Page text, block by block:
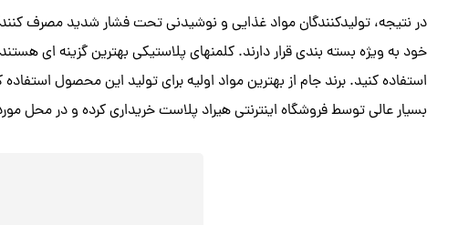
در نتیجه، تولیدکنندگان مواد غذایی و نوشیدنی تحت فشار شدید مصرف
خود به ویژه بسته بندی قرار دارند. کلمنهای پلاستیکی بهترین گزینه ای
استفاده کنید. برند جام از بهترین مواد اولیه برای تولید این محصول
بسیار عالی توسط فروشگاه اینترنتی هیراد پلاست خریداری کرده و در محل